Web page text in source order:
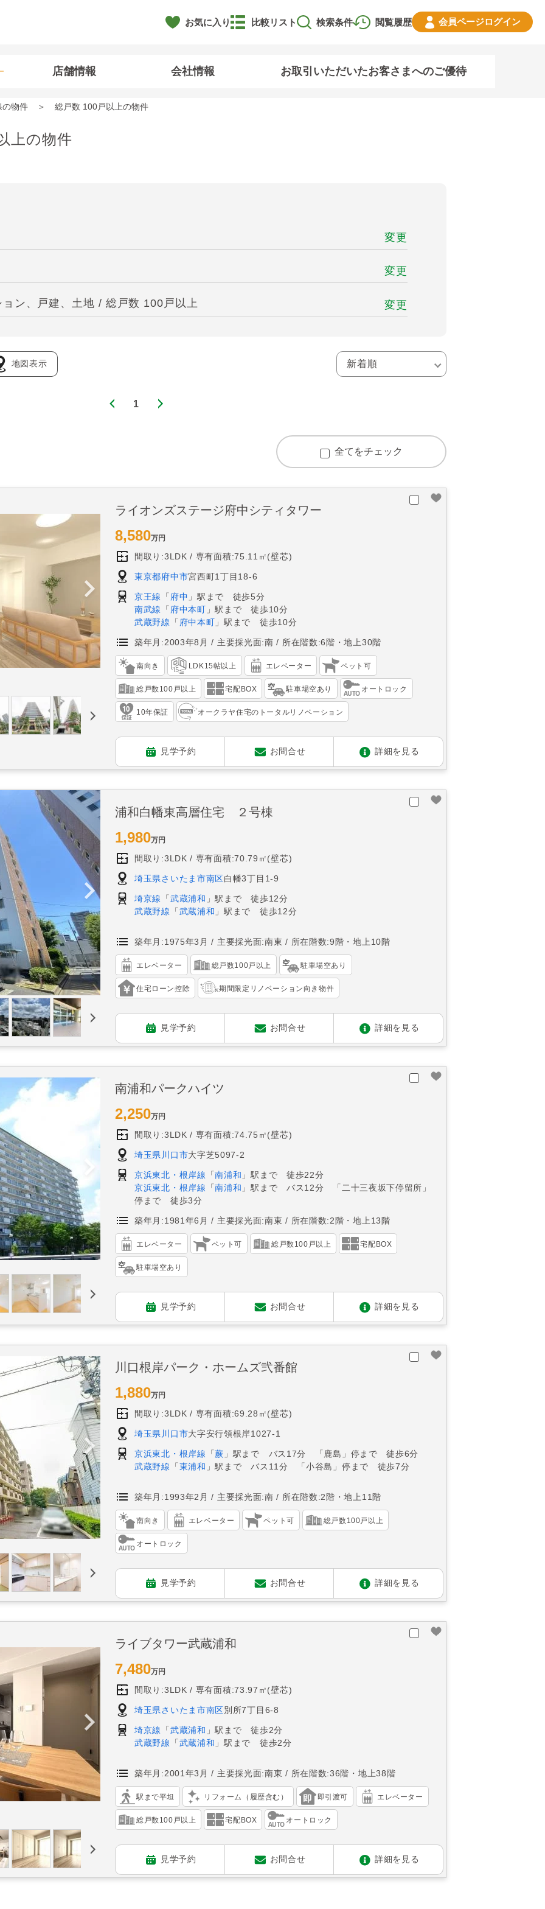
お気に入り 閲覧履歴
比較リスト 検索条件 会員ページログイン
店舗情報 会社情報 お取引いただいたお客さまへのご優待
の物件 総戸数 100戸以上の物件
上の物件
変更
変更
ン、戸建、土地 / 総戸数 100戸以上 変更
地図表示
1
全てをチェック
ライオンズステージ府中シティタワー
8,580万円
間取り:3LDK 専有面積:75.11㎡(壁芯)
東京都府中市宮西町1丁目18-6
京王線 「 府中 」駅まで 徒歩5分
南武線
「 府中本町 」駅まで 徒歩10分
武蔵野線
「 府中本町 」駅まで 徒歩10分
築年月:2003年8月 主要採光面:南 所在階数:6階・地上30階
南向き LDK15帖以上 エレベーター ペット可
総戸数100戸以上 宅配BOX 駐車場空あり オートロック
10年保証 オークラヤ住宅のトータルリノベーション
見学予約 お問合せ 詳細を見る
浦和白幡東高層住宅 ２号棟
1,980万円
間取り:3LDK 専有面積:70.79㎡(壁芯)
埼玉県さいたま市南区白幡3丁目1-9
埼京線 「 武蔵浦和 」駅まで 徒歩12分
武蔵野線
「 武蔵浦和 」駅まで 徒歩12分
築年月:1975年3月 主要採光面:南東 所在階数:9階・地上10階
エレベーター 総戸数100戸以上 駐車場空あり
住宅ローン控除 期間限定リノベーション向き物件
見学予約 お問合せ 詳細を見る
南浦和パークハイツ
2,250万円
間取り:3LDK 専有面積:74.75㎡(壁芯)
埼玉県川口市大字芝5097-2
京浜東北・根岸線 「南浦和 」駅まで 徒歩22分
京浜東北・根岸線
「南浦和 」駅まで バス12分 「二十三夜坂下停留所」
停まで 徒歩3分
築年月:1981年6月 主要採光面:南東 所在階数:2階・地上13階
エレベーター ペット可 総戸数100戸以上 宅配BOX
駐車場空あり
見学予約 お問合せ 詳細を見る
川口根岸パーク・ホームズ弐番館
1,880万円
間取り:3LDK 専有面積:69.28㎡(壁芯)
埼玉県川口市大字安行領根岸1027-1
京浜東北・根岸線 「蕨 」駅まで バス17分 「鹿島」停まで 徒歩6分
武蔵野線
「 東浦和 」駅まで バス11分 「小谷島」停まで 徒歩7分
築年月:1993年2月 主要採光面:南 所在階数:2階・地上11階
南向き エレベーター ペット可 総戸数100戸以上
オートロック
見学予約 お問合せ 詳細を見る
ライブタワー武蔵浦和
7,480万円
間取り:3LDK 専有面積:73.97㎡(壁芯)
埼玉県さいたま市南区別所7丁目6-8
埼京線 「 武蔵浦和 」駅まで 徒歩2分
武蔵野線
「 武蔵浦和 」駅まで 徒歩2分
築年月:2001年3月 主要採光面:南東 所在階数:36階・地上38階
駅まで平坦 リフォーム（履歴含む） 即引渡可 エレベーター
総戸数100戸以上 宅配BOX オートロック
見学予約 お問合せ 詳細を見る